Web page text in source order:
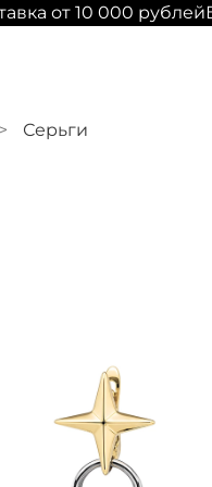
от 10 000 рублей
Серьги